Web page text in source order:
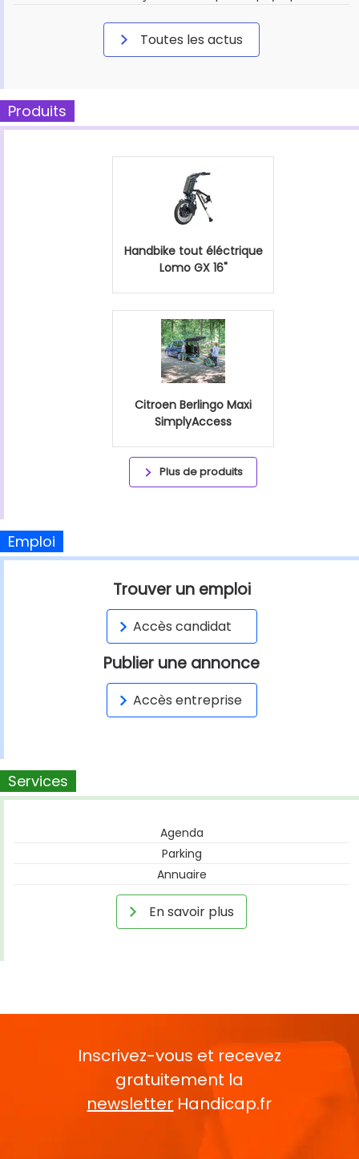
Toutes les actus
Produits
Handbike tout éléctrique
Lomo GX 16"
Citroen Berlingo Maxi
SimplyAccess
Plus de produits
Emploi
Trouver un emploi
Accès candidat
Publier une annonce
Accès entreprise
Services
Agenda
Parking
Annuaire
En savoir plus
Inscrivez-vous et recevez
gratuitement la
newsletter Handicap.fr